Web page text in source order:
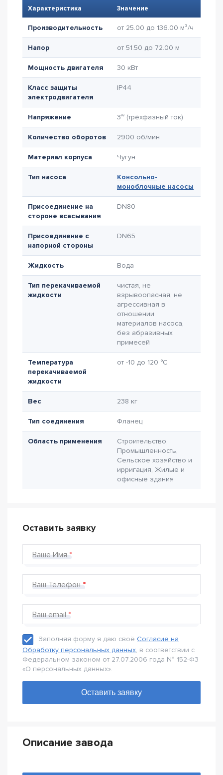
Характеристика Значение
Производительность от 25.00 до 136.00 м³/ч
Напор от 51.50 до 72.00 м
Мощность двигателя 30 кВт
Класс защиты
электродвигателя
IP44
Напряжение 3~ (трёхфазный ток)
Количество оборотов 2900 об/мин
Материал корпуса Чугун
Тип насоса
Консольно-
моноблочные насосы
Присоединение на
стороне всасывания
DN80
Присоединение с
напорной стороны
DN65
Жидкость Вода
Тип перекачиваемой
жидкости
чистая, не
взрывоопасная, не
агрессивная в
отношении
материалов насоса,
без абразивных
примесей
Температура
перекачиваемой
жидкости
от -10 до 120 °C
Вес 238 кг
Тип соединения Фланец
Область применения
Строительство,
Промышленность,
Сельское хозяйство и
ирригация, Жилые и
офисные здания
Оставить заявку
Ваше Имя
Ваш Телефон
Ваш email
Заполняя форму я даю своё Согласие на
Обработку персональных данных, в соответствии с
Федеральном законом от 27.07.2006 года № 152-Ф3
«О персональных данных».
Описание завода